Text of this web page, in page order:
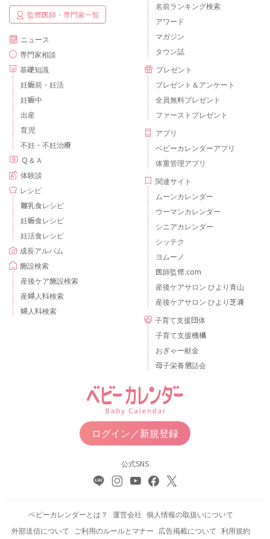
監修医師・専門家一覧
ニュース
専門家相談
基礎知識
妊娠前・妊活
妊娠中
出産
育児
不妊・不妊治療
Ｑ＆Ａ
体験談
レシピ
離乳食レシピ
妊娠食レシピ
妊活食レシピ
成長アルバム
施設検索
産後ケア施設検索
産婦人科検索
婦人科検索
名前ランキング検索
アワード
マガジン
タウン誌
プレゼント
プレゼント＆アンケート
全員無料プレゼント
ファーストプレゼント
アプリ
ベビーカレンダーアプリ
体重管理アプリ
関連サイト
ムーンカレンダー
ウーマンカレンダー
シニアカレンダー
シッテク
ヨムーノ
医師監修.com
産後ケアサロン ひより青山
産後ケアサロン ひより芝浦
子育て支援団体
子育て支援機構
おぎゃー献金
母子栄養懇話会
ログイン／新規登録
公式SNS
ベビーカレンダーとは？ 運営会社 個人情報の取扱いについて
外部送信について
ご利用のルールとマナー 広告掲載について 利用規約